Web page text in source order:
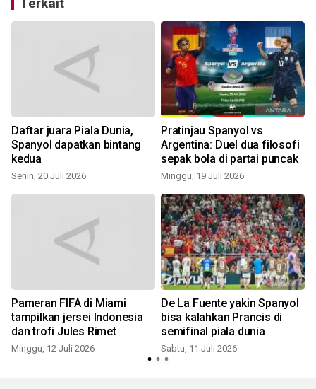
Daftar juara Piala Dunia,
Spanyol dapatkan bintang
kedua
Senin, 20 Juli 2026
Pratinjau Spanyol vs
Argentina: Duel dua filosofi
sepak bola di partai puncak
Minggu, 19 Juli 2026
Pameran FIFA di Miami
tampilkan jersei Indonesia
dan trofi Jules Rimet
Minggu, 12 Juli 2026
De La Fuente yakin Spanyol
bisa kalahkan Prancis di
semifinal piala dunia
Sabtu, 11 Juli 2026